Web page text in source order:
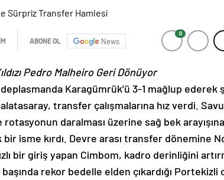
ABONE OL News
0
Pedro Malheiro Geri Dönüyor
Karagümrük’ü 3-1 mağlup
transfer çalışmalarına hız verdi.
daralması üzerine sağ bek arayışına
bir isme kırdı. Devre arası transfer dönemine
bir giriş yapan Cimbom, kadro derinliğini
rekor bedelle elden çıkardığı